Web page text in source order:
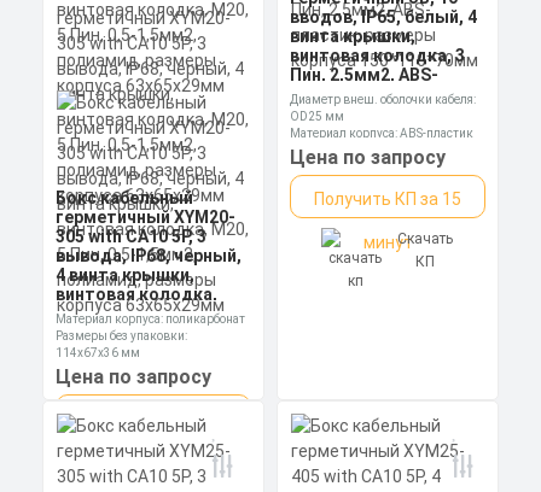
Бокс кабельный
герметичный XYM20-
305 with CA10 5P, 3
вывода, IP68, черный,
4 винта крышки,
винтовая колодка,
М20, 5 Пин, 0,5-1,5мм2,
полиамид, размеры
корпуса 63х65х29мм
Материал корпуса: поликарбонат
Размеры без упаковки:
114х67х36 мм
Степень пылевлагозащиты: IP68
Цена по запросу
Получить КП за 15
минутСкачать
КП
вводов, IP65, белый, 4
винта крышки,
винтовая колодка, 3
Пин, 2,5мм2, ABS-
пластик, размеры
корпуса 150*110*70мм
Диаметр внеш. оболочки кабеля:
OD25 мм
Материал корпуса: ABS-пластик
Размеры без упаковки: 50*50 мм
Цена по запросу
Получить КП за 15
минутСкачать
КП